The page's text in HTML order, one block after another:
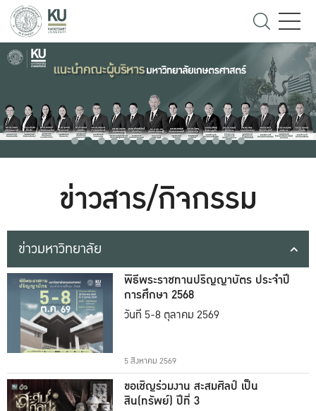
ข่าวสาร/กิจกรรม
ข่าวมหาวิทยาลัย
พิธีพระราชทานปริญญาบัตร ประจำปี
การศึกษา 2568
วันที่ 5-8 ตุลาคม 2569
5 สิงหาคม 2569
ขอเชิญร่วมงาน สะสมศิลป์ เป็น
สิน(ทรัพย์) ปีที่ 3